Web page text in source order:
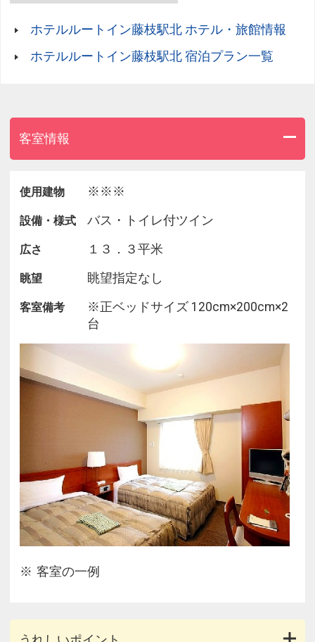
ホテルルートイン藤枝駅北 ホテル・旅館情報
ホテルルートイン藤枝駅北 宿泊プラン一覧
客室情報
使用建物 ※※※
設備・様式 バス・トイレ付ツイン
広さ １３．３平米
眺望 眺望指定なし
客室備考
※正ベッドサイズ 120cm×200cm×2
台
客室の一例